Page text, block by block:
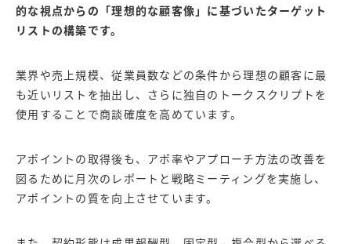
的な視点からの「理想的な顧客像」に基づいたターゲット
リストの構築です。
業界や売上規模、従業員数などの条件から理想の顧客に最
も近いリストを抽出し、さらに独自のトークスクリプトを
使用することで商談確度を高めています。
アポイントの取得後も、アポ率やアプローチ方法の改善を
図るために月次のレポートと戦略ミーティングを実施し、
アポイントの質を向上させています。